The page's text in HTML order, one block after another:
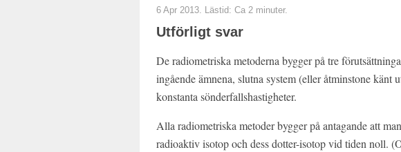
6 Apr 2013. Lästid: Ca 2 minuter.
Utförligt svar
De radiometriska metoderna bygger på tre
ingående ämnena, slutna system (eller åtminstone känt
konstanta sönderfallshastigheter.
Alla radiometriska metoder bygger på antagande att
radioaktiv isotop och dess dotter-isotop vid tiden noll.